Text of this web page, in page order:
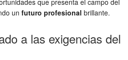
un futuro profesional brillante.
a las exigencias del